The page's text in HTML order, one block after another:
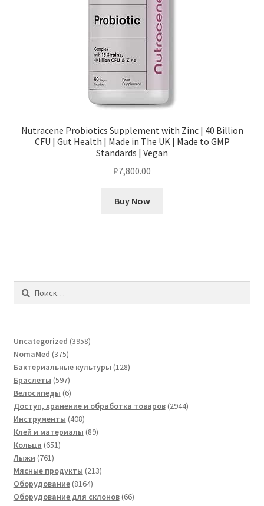
Nutracene Probiotics Supplement with Zinc | 40 Billion
CFU | Gut Health | Made in The UK | Made to GMP
Standards | Vegan
₽7,800.00
Buy Now
Найти:
Uncategorized 39583958
NomaMed 375375
товаров
Бактериальные культуры 128128
Браслеты 597597
товаров
Велосипеды 66
товаров
Доступ, хранение и обработка товаров 29442944
Инструменты 408408
товаров
Клей и материалы 8989
Кольца 651651
Лыжи 761761
товар
Мясные продукты 213213
Оборудование 81648164
товара
Оборудование для склонов 6666